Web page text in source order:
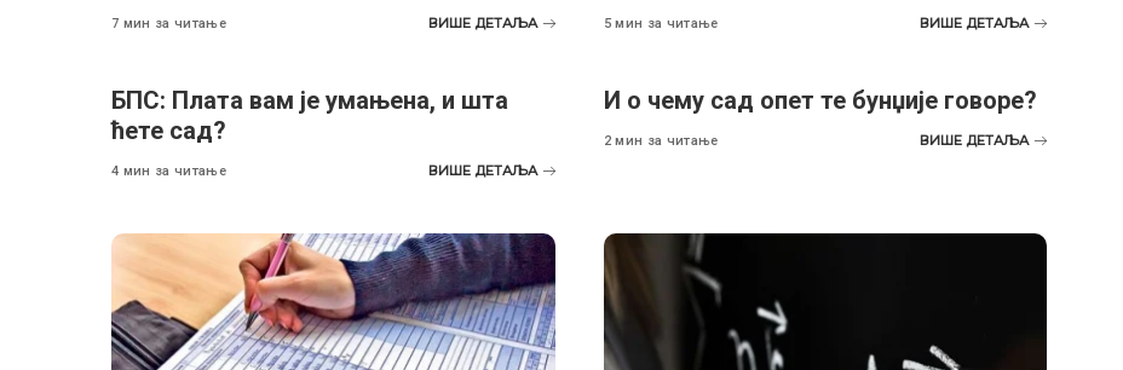
7 мин за читање ВИШЕ ДЕТАЉА 5 мин за читање ВИШЕ ДЕТАЉА
БПС: Плата вам је умањена, и шта
ћете сад?
4 мин за читање ВИШЕ ДЕТАЉА
И о чему сад опет те бунџије говоре?
2 мин за читање ВИШЕ ДЕТАЉА